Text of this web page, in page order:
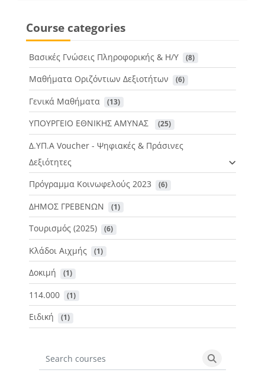
Course categories
Βασικές Γνώσεις Πληροφορικής & Η/Υ (8)
Μαθήματα Οριζόντιων Δεξιοτήτων (6)
Γενικά Μαθήματα (13)
ΥΠΟΥΡΓΕΙΟ ΕΘΝΙΚΗΣ ΑΜΥΝΑΣ (25)
Δ.ΥΠ.Α Voucher - Ψηφιακές & Πράσινες
Δεξιότητες
Πρόγραμμα Κοινωφελούς 2023
(6)
ΔΗΜΟΣ ΓΡΕΒΕΝΩΝ (1)
Τουρισμός (2025) (6)
Κλάδοι Αιχμής (1)
Δοκιμή (1)
114.000 (1)
Ειδική (1)
Search courses
Search